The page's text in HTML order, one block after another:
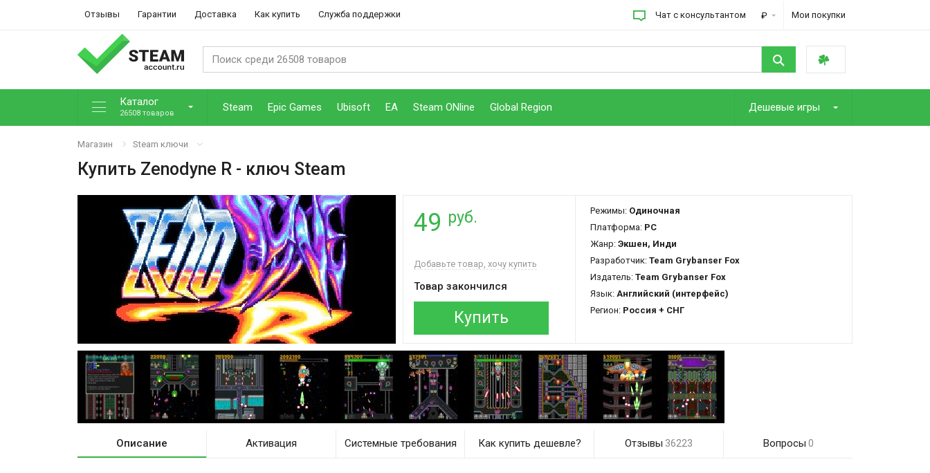
Отзывы Гарантии Доставка Как купить Служба поддержки Чат с консультантом ₽ Мои покупки
Каталог
26508 товаров Steam Epic Games Ubisoft EA Steam ONline Global Region Дешевые игры
Магазин Steam ключи
Купить Zenodyne R - ключ Steam
49 руб.
Добавьте товар, хочу купить
Товар закончился
Купить
Режимы: Одиночная
Платформа: PC
Жанр: Экшен, Инди
Разработчик: Team Grybanser Fox
Издатель: Team Grybanser Fox
Язык: Английский (интерфейс)
Регион: Россия + СНГ
Описание Активация Системные требования Как купить дешевле? Отзывы 36223 Вопросы 0